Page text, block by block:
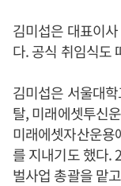
김미섭은 대표이
다. 공식 취임식도
김미섭은 서울대
탈, 미래에셋투신
미래에셋자산운용
를 지내기도 했다.
벌사업 총괄을 맡